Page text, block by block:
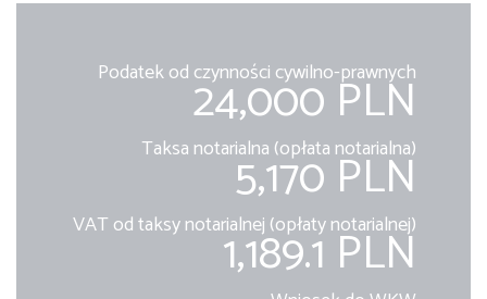
Podatek od czynności cywilno-prawnych
24,000 PLN
Taksa notarialna (opłata notarialna)
5,170 PLN
VAT od taksy notarialnej (opłaty notarialnej)
1,189.1 PLN